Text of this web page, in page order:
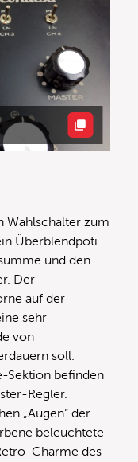
Wahlschalter zum
Überblendpoti
und den
Der
auf der
sehr
von
soll.
Sektion befinden
Regler.
„Augen“ der
beleuchtete
Charme des